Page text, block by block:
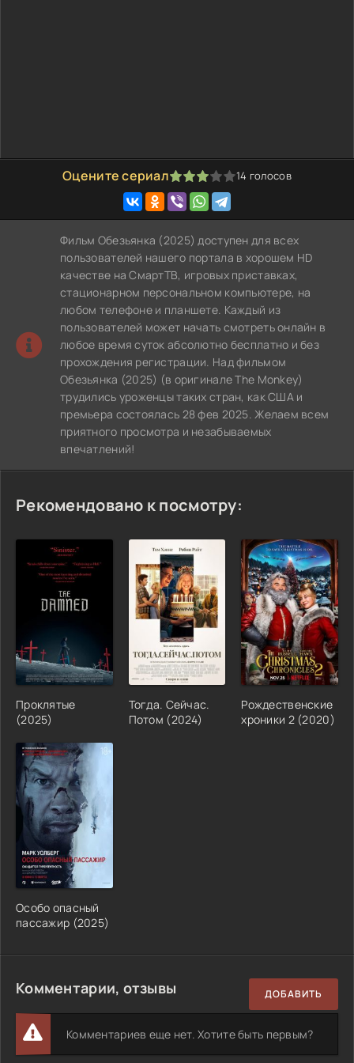
Оцените сериал
1 2 3 4 5 14 голосов
Фильм Обезьянка (2025) доступен для всех
пользователей нашего портала в хорошем HD
качестве на СмартТВ, игровых приставках,
стационарном персональном компьютере, на
любом телефоне и планшете. Каждый из
пользователей может начать смотреть онлайн в
любое время суток абсолютно бесплатно и без
прохождения регистрации. Над фильмом
Обезьянка (2025) (в оригинале The Monkey)
трудились уроженцы таких стран, как США и
премьера состоялась 28 фев 2025. Желаем всем
приятного просмотра и незабываемых
впечатлений!
Рекомендовано к посмотру:
Проклятые
(2025)
Тогда. Сейчас.
Потом (2024)
Рождественские
хроники 2 (2020)
Особо опасный
пассажир (2025)
Комментарии, отзывы ДОБАВИТЬ
Комментариев еще нет. Хотите быть первым?